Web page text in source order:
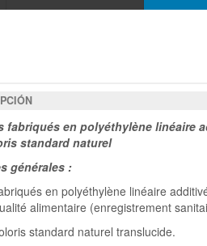
fabriqués en polyéthylène linéaire
standard naturel
générales :
en polyéthylène linéaire
alimentaire (enregistrement
standard naturel translucide.